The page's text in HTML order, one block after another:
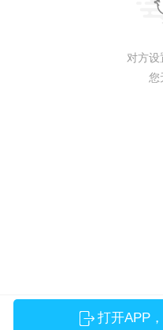
对方设
您
打开APP